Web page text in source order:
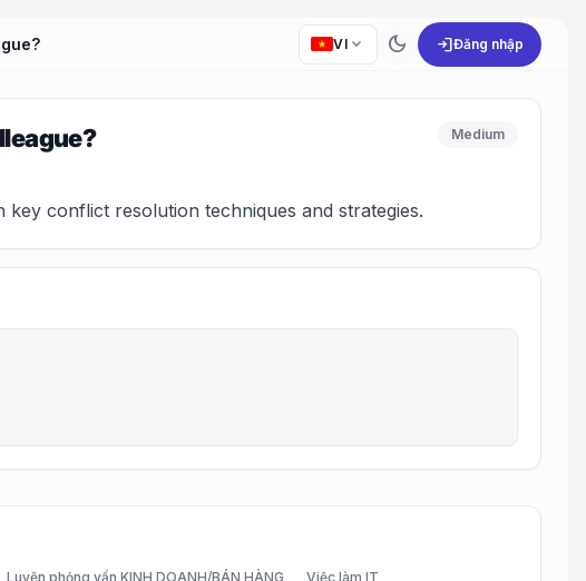
VI expand_more dark_mode loginĐăng nhập
Medium
conflict resolution techniques and strategies.
Luyện phỏng vấn KINH DOANH/BÁN HÀNG
Việc làm IT